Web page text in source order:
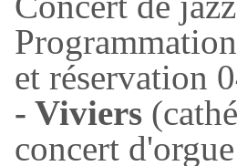
et réservation
- Viviers
concert